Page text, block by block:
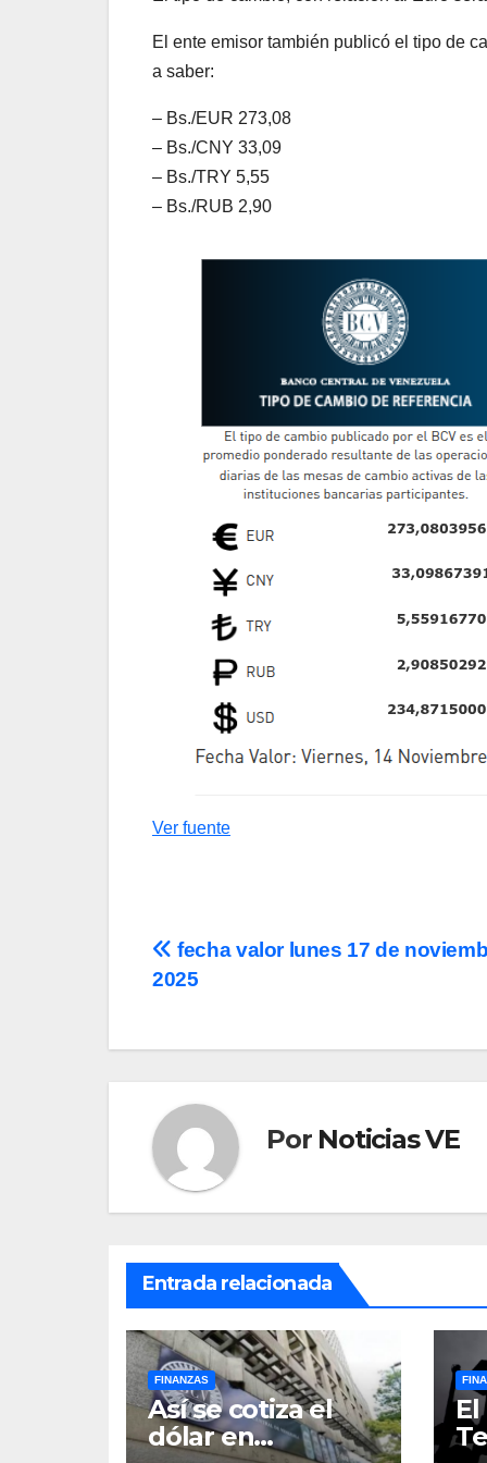
El ente emisor también publicó el tipo de
a saber:
– Bs./EUR 273,08
– Bs./CNY 33,09
– Bs./TRY 5,55
– Bs./RUB 2,90
Ver fuente
Navegación
entradas
fecha valor lunes 17 de
2025
Por Noticias VE
Entrada relacionada
FINANZAS
Así se cotiza el
dólar en